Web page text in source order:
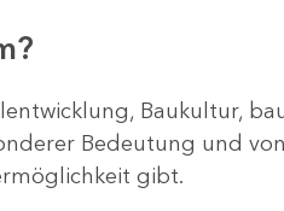
Baukultur,
Bedeutung und
gibt.